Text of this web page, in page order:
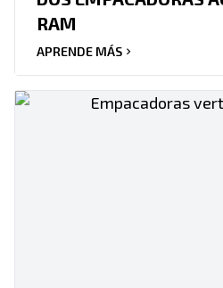
RAM
APRENDE MÁS